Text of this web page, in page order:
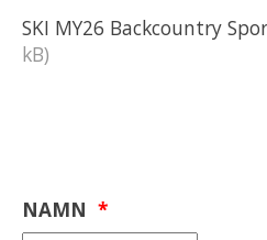
SKI MY26 Backcountry
kB)
NAMN *